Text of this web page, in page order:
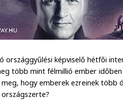
országgyűlési képviselő hétfői
több mint félmillió ember
hogy emberek ezreinek több